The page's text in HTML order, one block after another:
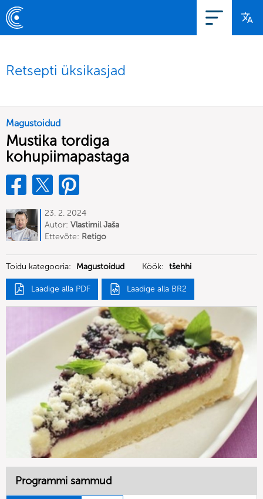
Retsepti üksikasjad
Magustoidud
Mustika tordiga
kohupiimapastaga
23. 2. 2024
Autor: Vlastimil Jaša
Ettevõte: Retigo
Toidu kategooria: Magustoidud Köök: tšehhi
Laadige alla PDF Laadige alla BR2
Programmi sammud